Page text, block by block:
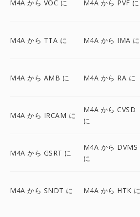
M4A から VOC に M4A から PVF に
M4A から TTA に M4A から IMA に
M4A から AMB に M4A から RA に
M4A から IRCAM に
M4A から CVSD
に
M4A から GSRT に
M4A から DVMS
に
M4A から SNDT に M4A から HTK に